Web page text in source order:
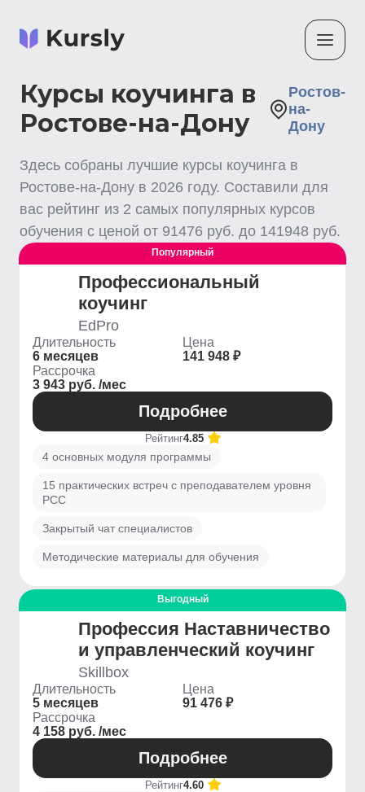
Курсы коучинга в
Ростове-на-Дону
Ростов-
на-
Дону
Здесь собраны лучшие курсы коучинга в
Ростове-на-Дону в 2026 году. Составили для
вас рейтинг из 2 самых популярных курсов
обучения с ценой от 91476 руб. до 141948 руб.
Популярный
Профессиональный
коучинг
EdPro
Длительность
6 месяцев
Цена
141 948 ₽
Рассрочка
3 943 руб. /мес
Подробнее
Рейтинг4.85
4 основных модуля программы
15 практических встреч с преподавателем уровня
PCC
Закрытый чат специалистов
Методические материалы для обучения
Выгодный
Профессия Наставничество
и управленческий коучинг
Skillbox
Длительность
5 месяцев
Цена
91 476 ₽
Рассрочка
4 158 руб. /мес
Подробнее
Рейтинг4.60